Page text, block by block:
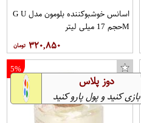
اسانس خوشبوکننده بلومون مدل G U
Mحجم 17 میلی لیتر
۳۲۰,۸۵۰
5%
دوز پلاس
بازی کنید و پول پارو کنید